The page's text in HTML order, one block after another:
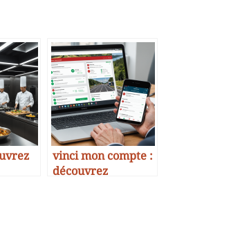
vinci mon compte :
découvrez